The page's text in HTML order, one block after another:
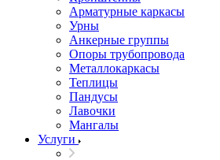
Арматурные каркасы
Урны
Анкерные группы
Опоры трубопровода
Металлокаркасы
Теплицы
Пандусы
Лавочки
Мангалы
Услуги